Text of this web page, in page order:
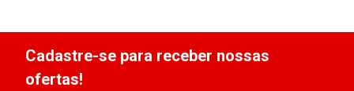
Cadastre-se para receber nossas
ofertas!